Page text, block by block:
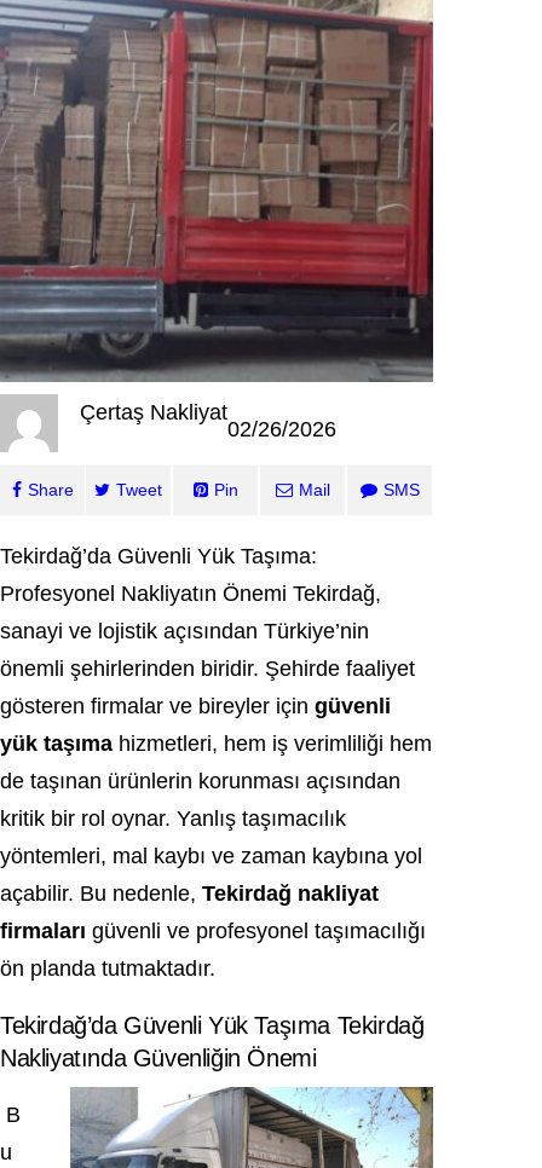
Çertaş Nakliyat
02/26/2026
Share Tweet Pin Mail SMS
Tekirdağ’da Güvenli Yük Taşıma:
Profesyonel Nakliyatın Önemi Tekirdağ,
sanayi ve lojistik açısından Türkiye’nin
önemli şehirlerinden biridir. Şehirde faaliyet
gösteren firmalar ve bireyler için güvenli
yük taşıma hizmetleri, hem iş verimliliği hem
de taşınan ürünlerin korunması açısından
kritik bir rol oynar. Yanlış taşımacılık
yöntemleri, mal kaybı ve zaman kaybına yol
açabilir. Bu nedenle, Tekirdağ nakliyat
firmaları güvenli ve profesyonel taşımacılığı
ön planda tutmaktadır.
Tekirdağ’da Güvenli Yük Taşıma Tekirdağ
Nakliyatında Güvenliğin Önemi
B
u